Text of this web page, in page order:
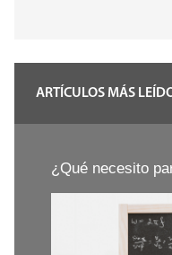
ARTÍCULOS MÁS
¿Qué necesito